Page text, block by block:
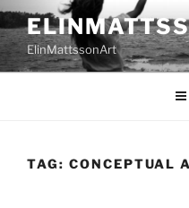
Skip
to
contentElinMattssonArt
TAG: CONCEPTUAL